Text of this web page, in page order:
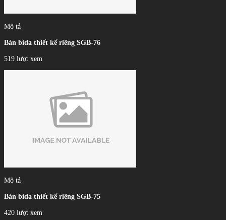
Mô tả
Bàn bida thiết kế riêng SGB-76
519 lượt xem
Mô tả
Bàn bida thiết kế riêng SGB-75
420 lượt xem